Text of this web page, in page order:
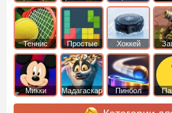
Теннис Простые Хоккей
Микки
Мадагаскар Пинбол